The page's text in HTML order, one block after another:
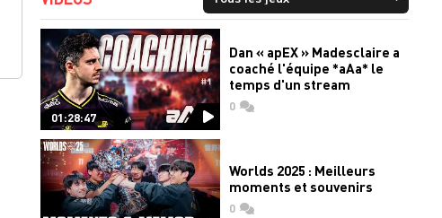
01:28:47
Dan « apEX » Madesclaire a
coaché l'équipe *aAa* le
temps d'un stream
0commentaires
Worlds 2025 : Meilleurs
moments et souvenirs
0commentaires